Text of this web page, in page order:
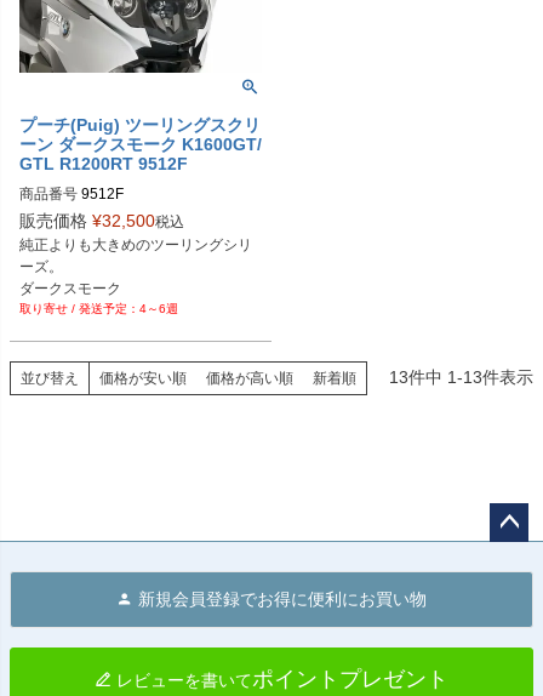
プーチ(Puig) ツーリングスクリ
ーン ダークスモーク K1600GT/
GTL R1200RT 9512F
商品番号 9512F
販売価格 ¥32,500税込
純正よりも大きめのツーリングシリ
ーズ。
ダークスモーク
4～6週
並び替え 価格が安い順 価格が高い順 新着順 13件中 1-13件表示
へ
新規会員登録でお得に便利にお買い物
レビューを書いてポイントプレゼント